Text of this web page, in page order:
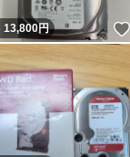
13,800円